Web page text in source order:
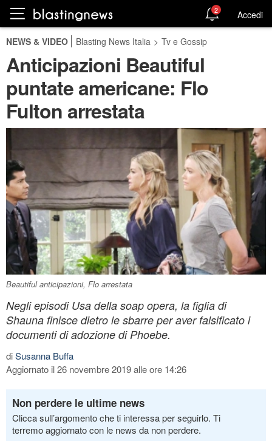
2 Accedi
NEWS & VIDEO Blasting News Italia > Tv e Gossip
Anticipazioni Beautiful
puntate americane: Flo
Fulton arrestata
Beautiful anticipazioni, Flo arrestata
Negli episodi Usa della soap opera, la figlia di
Shauna finisce dietro le sbarre per aver falsificato i
documenti di adozione di Phoebe.
diSusanna Buffa
Aggiornato il 26 novembre 2019 alle ore 14:26
Non perdere le ultime news
Clicca sull’argomento che ti interessa per seguirlo. Ti
terremo aggiornato con le news da non perdere.